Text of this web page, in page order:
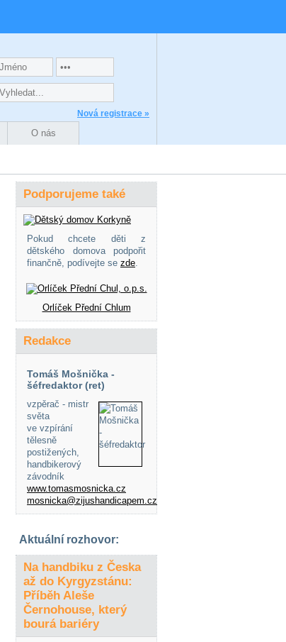
Nová registrace »
O nás
Podporujeme také
Pokud chcete děti z
dětského domova podpořit
finančně, podívejte se zde.
Orlíček Přední Chlum
Redakce
Tomáš Mošnička -
šéfredaktor (ret)
vzpěrač - mistr
světa
ve vzpírání
tělesně
postižených,
handbikerový
závodník
www.tomasmosnicka.cz
mosnicka@zijushandicapem.cz
Aktuální rozhovor:
Na handbiku z Česka
až do Kyrgyzstánu:
Příběh Aleše
Černohouse, který
bourá bariéry